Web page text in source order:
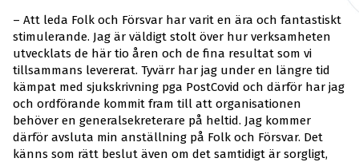
– Att leda Folk och Försvar har varit en ära och fantastiskt
stimulerande. Jag är väldigt stolt över hur verksamheten
utvecklats de här tio åren och de fina resultat som vi
tillsammans levererat. Tyvärr har jag under en längre tid
kämpat med sjukskrivning pga PostCovid och därför har jag
och ordförande kommit fram till att organisationen
behöver en generalsekreterare på heltid. Jag kommer
därför avsluta min anställning på Folk och Försvar. Det
känns som rätt beslut även om det samtidigt är sorgligt,